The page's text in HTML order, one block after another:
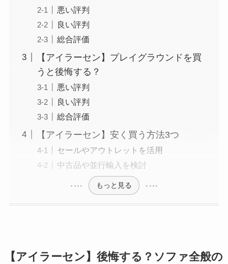
悪い評判
良い評判
総合評価
【アイラーセン】プレイグラウンドを買
うと後悔する？
悪い評判
良い評判
総合評価
【アイラーセン】安く買う方法3つ
セールやアウトレットを活用
中古品や並行輸入を検討
もっと見る
【アイラーセン】後悔する？ソファ全般の